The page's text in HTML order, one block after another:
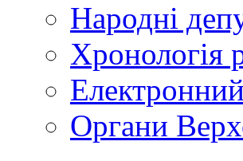
Народні
Хронологія
Органи